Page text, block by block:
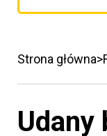
Strona główna
Udany